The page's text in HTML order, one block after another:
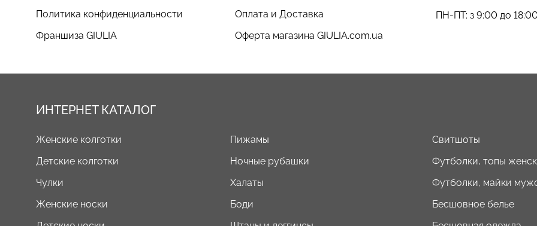
Политика конфиденциальности
Франшиза GIULIA
Оплата и Доставка
Оферта магазина GIULIA.com.ua
ПН-ПТ: з 9:00 до
ИНТЕРНЕТ КАТАЛОГ
Женские колготки
Детские колготки
Чулки
Женские носки
Пижамы
Ночные рубашки
Халаты
Боди
Свитшоты
Футболки, топы
Футболки, майки
Бесшовное белье